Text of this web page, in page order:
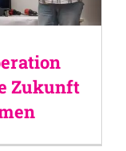
Zukunft